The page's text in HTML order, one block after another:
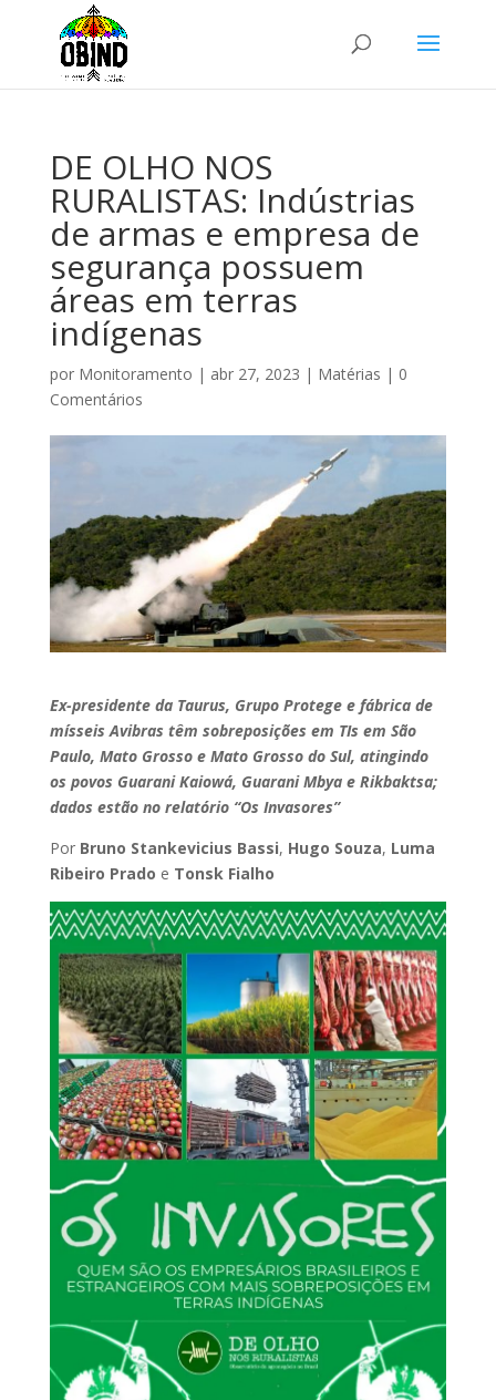
DE OLHO NOS
RURALISTAS: Indústrias
de armas e empresa de
segurança possuem
áreas em terras
indígenas
por Monitoramento | abr 27, 2023 | Matérias | 0
Comentários
Ex-presidente da Taurus, Grupo Protege e fábrica de
mísseis Avibras têm sobreposições em TIs em São
Paulo, Mato Grosso e Mato Grosso do Sul, atingindo
os povos Guarani Kaiowá, Guarani Mbya e Rikbaktsa;
dados estão no relatório “Os Invasores”
Por Bruno Stankevicius Bassi, Hugo Souza, Luma
Ribeiro Prado e Tonsk Fialho